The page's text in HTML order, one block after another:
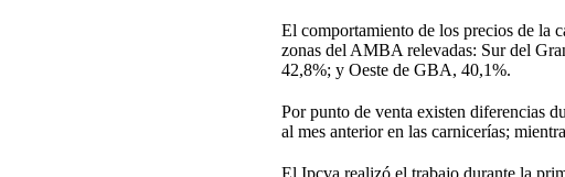
El comportamiento de los precios de la
zonas del AMBA relevadas: Sur del
42,8%; y Oeste de GBA, 40,1%.
Por punto de venta existen diferencias
al mes anterior en las carnicerías;
El Ipcva realizó el trabajo durante la